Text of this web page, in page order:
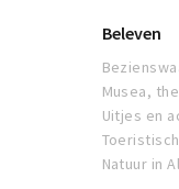
Beleven
Musea,
Uitjes en
Natuur in